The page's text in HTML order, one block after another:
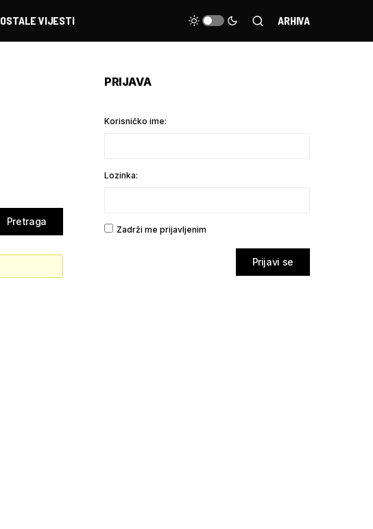
OSTALE VIJESTI ARHIVA
PRIJAVA
Korisničko ime:
Lozinka:
Zadrži me prijavljenim
Prijavi se